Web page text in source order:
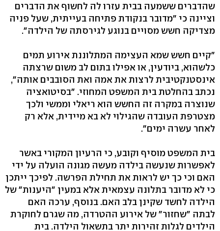
שהדברים ששמעה בבית עזרו לה לחשוף את הדברים
וציינה כי "מדובר בנקודת פתיחה בעייתית, שעל פניה
מצדיקה חשש מסויים בנוגע לגירסתה של הילדה".
"קיים חשש שמא העצימה המתלוננת אירוע תמים
כלשהוא, ביודעין, או אפילו בתום לב משום שרצתה
אינסטנקטיבית לרצות את אמה ואת הסובבים אותה",
נכתב בהחלטת בית המשפט המחוזי. "בסיטואציה
שנוצרה במקרה זה החשש הוא ריאלי וממשי ולכך
מצטרפת העובדה שהגילוי לא בא מיידית, אלא רק
לאחר עשרה ימים".
בית המשפט מוסיף וקובע, כי הרעיון המקורי באשר
לאפשרות שנעשה בילדה מעשה מגונה הועלה על ידי
האם וכי כך יש לראות את תחילת הפרשה. לפיכך ייתכן
כי לא מדובר בתלונה עצמאית אלא במעין "היענות" של
הילדה לחשד שקינן בלב האם. בנוסף, ערכה האם
לבתה "שחזור" של אירוע ההטרדה, מה שגרם לחוקרת
הילדים לגלות זהירות יתר בתשאול הילדה. בית